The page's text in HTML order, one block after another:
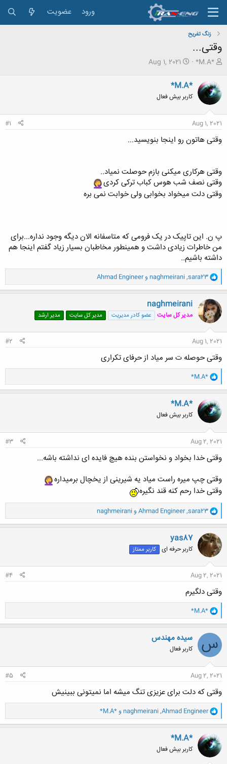
ورود عضویت
زنگ تفريح
وقتی...
ش
و
ع
ک
ن
ن
د
م
و
ع
*M.A*
ت
ر
ی
خ
ر
Aug 1, 2021
*M.A*
کاربر بیش فعال
Aug 1, 2021
#1
وقتی هاتون رو اینجا بنویسید...
وقتی هرکاری میکنی بازم حوصلت نمیاد..
وقتی نصف شب هوس کباب ترکی کردی
وقتی دلت میخواد بخوابی ولی خوابت نمی بره
پ ن. این تاپیک در یک فرومی که متاسفانه الان دیگه وجود نداره...برای
من خاطرات زیادی داشت و همینطور مخاطبان بسیار زیاد گفتم اینجا هم
داشته باشیم..
و
ا
ک
ن
ش
ه
ا
sara23
,
naghmeirani وAhmad Engineer
naghmeirani
مدیر کل سایت عضو کادر مدیریت مدیر کل سایت مدیر ارشد
Aug 1, 2021
#2
وقتی حوصله ت سر میاد از حرفای تکراری
و
ا
ک
ن
ش
ه
ا
*M.A*
*M.A*
کاربر بیش فعال
Aug 2, 2021
#3
وقتی خدا بخواد و نخواستن بنده هیچ فایده ای نداشته باشه...
وقتی چپ میره راست میاد یه شیرینی از یخچال برمیداره
وقتی خدا رحم کنه قند نگیره
و
ا
ک
ن
ش
ه
ا
sara23
,
Ahmad Engineer و naghmeirani
yas87
کاربر حرفه ای کاربر ممتاز
Aug 2, 2021
#4
وقتی دلگیرم
و
ا
ک
ن
ش
ه
ا
*M.A*
س سیده مهندس
کاربر فعال
Aug 2, 2021
#5
وقتی که دلت برای عزیزی تنگ میشه اما نمیتونی ببینیش
و
ا
ک
ن
ش
ه
ا
Ahmad Engineer
,
naghmeirani و *M.A*
*M.A*
کاربر بیش فعال